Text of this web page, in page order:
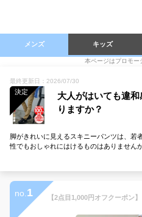
メンズ キッズ
本ページはプロモー
最終更新日：2026/07/30
決定
大人がはいても違
りますか？
脚がきれいに見えるスキニーパンツは、若
性でもおしゃれにはけるものはありません
no. 1